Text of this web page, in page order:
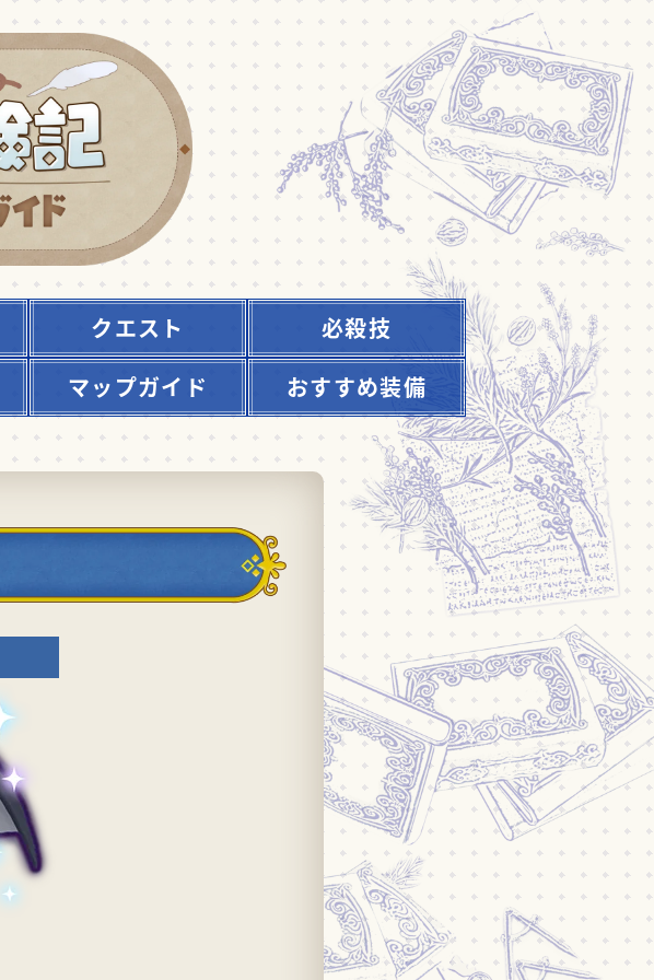
クエスト
必殺技
マップガイド おすすめ装備